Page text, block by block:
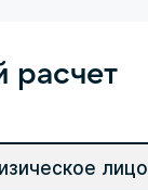
расчет
лицо